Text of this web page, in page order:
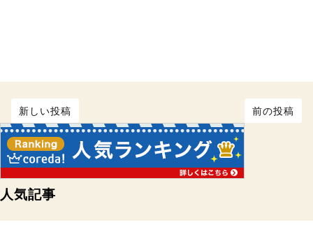
新しい投稿 前の投稿
人気記事